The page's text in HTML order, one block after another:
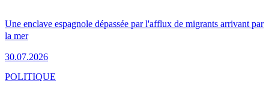
Une enclave espagnole dépassée par l'afflux de migrants arrivant par
la mer
30.07.2026
POLITIQUE